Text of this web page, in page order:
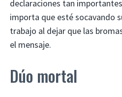
declaraciones tan
importa que esté socavando
trabajo al dejar que las
el mensaje.
Dúo mortal